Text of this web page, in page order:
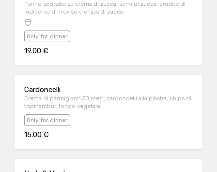
Tonno scottato su crema di zucca, semi di zucca, cruditè di
radicchio di Treviso e chips di zucca
Only for dinner
19.00 €
Cardoncelli
Crema di parmigiano 30 mesi, cardoncelli alla piastra, chips di
topinambur, fondo vegetale
Only for dinner
15.00 €